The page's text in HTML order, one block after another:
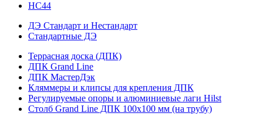
НС44
ДЭ Стандарт и Нестандарт
Стандартные ДЭ
Террасная доска (ДПК)
ДПК Grand Line
ДПК МастерДэк
Кляммеры и клипсы для крепления ДПК
Регулируемые опоры и алюминиевые лаги Hilst
Столб Grand Line ДПК 100х100 мм (на трубу)